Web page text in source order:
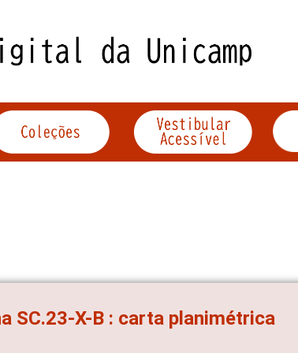
SC.23-X-B : carta planimétrica